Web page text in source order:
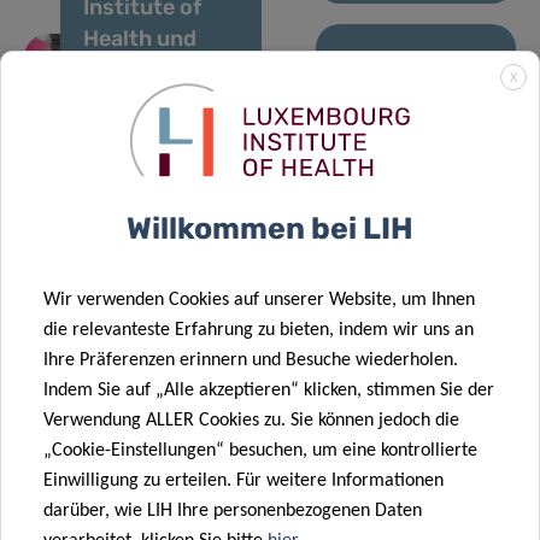
Förderung des
globalen
Verständnisses
Versorgung
von Frauen
OBEClust:
Gemeinsam
gegen
Institute of
Health und
Birmingham
starten die
erste groß
Studie zur
frühkindlichen
Entwicklungsförderung
zu Hause für
autistische
Kinder mit
QTrobot
LIH-Studie
enthüllt
chemische
die mit einem
höheren
Risiko für
in Verbindung
stehen
21 Nov. 2025
Veröffentlichung
des
dreijährlichen
Berichts
X
Willkommen bei LIH
Wir verwenden Cookies auf unserer Website, um Ihnen
die relevanteste Erfahrung zu bieten, indem wir uns an
Ihre Präferenzen erinnern und Besuche wiederholen.
Indem Sie auf „Alle akzeptieren“ klicken, stimmen Sie der
Verwendung ALLER Cookies zu. Sie können jedoch die
„Cookie-Einstellungen“ besuchen, um eine kontrollierte
Einwilligung zu erteilen. Für weitere Informationen
darüber, wie LIH Ihre personenbezogenen Daten